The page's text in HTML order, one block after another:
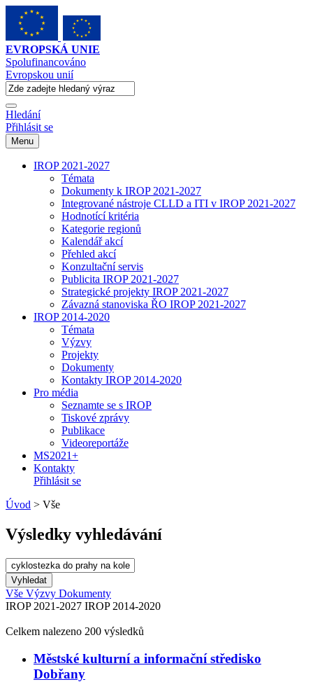
EVROPSKÁ UNIE
Spolufinancováno
Evropskou unií
Hledání
Přihlásit se
Menu
IROP 2021-2027
Témata
Dokumenty k IROP 2021-2027
Integrované nástroje CLLD a ITI v IROP 2021-2027
Hodnotící kritéria
Kategorie regionů
Kalendář akcí
Přehled akcí
Konzultační servis
Publicita IROP 2021-2027
Strategické projekty IROP 2021-2027
Závazná stanoviska ŘO IROP 2021-2027
IROP 2014-2020
Témata
Výzvy
Projekty
Dokumenty
Kontakty IROP 2014-2020
Pro média
Seznamte se s IROP
Tiskové zprávy
Publikace
Videoreportáže
MS2021+
Kontakty
Přihlásit se
Úvod > Vše
Výsledky vyhledávání
Vše Výzvy Dokumenty
IROP 2021-2027 IROP 2014-2020
Celkem nalezeno 200 výsledků
Městské kulturní a informační středisko
Dobřany